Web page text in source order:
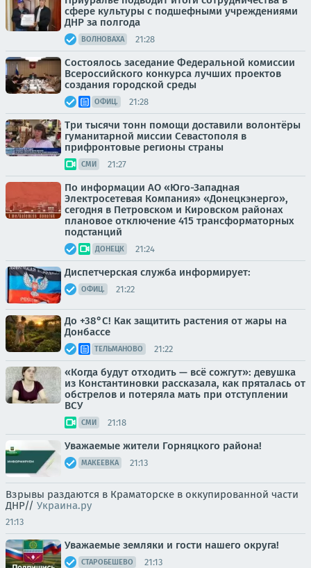
сфере культуры с подшефными учреждениями
ДНР за полгода
ВОЛНОВАХА 21:28
Состоялось заседание Федеральной комиссии
Всероссийского конкурса лучших проектов
создания городской среды
ОФИЦ. 21:28
Три тысячи тонн помощи доставили волонтёры
гуманитарной миссии Севастополя в
прифронтовые регионы страны
СМИ 21:27
По информации АО «Юго-Западная
Электросетевая Компания» «Донецкэнерго»,
сегодня в Петровском и Кировском районах
плановое отключение 415 трансформаторных
подстанций
ДОНЕЦК 21:24
Диспетчерская служба информирует:
ОФИЦ. 21:22
До +38°С! Как защитить растения от жары на
Донбассе
ТЕЛЬМАНОВО 21:22
«Когда будут отходить — всё сожгут»: девушка
из Константиновки рассказала, как пряталась от
обстрелов и потеряла мать при отступлении
ВСУ
СМИ 21:18
Уважаемые жители Горняцкого района!
МАКЕЕВКА 21:13
Взрывы раздаются в Краматорске в оккупированной части
ДНР// Украина.ру
21:13
Уважаемые земляки и гости нашего округа!
СТАРОБЕШЕВО 21:13